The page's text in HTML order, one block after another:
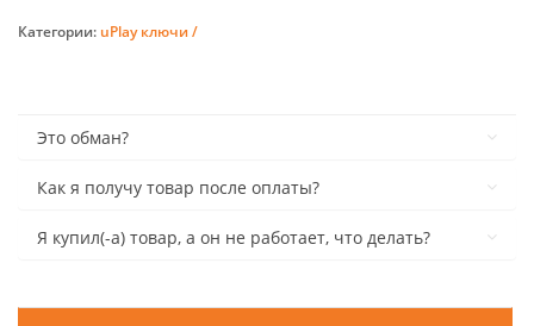
Категории: uPlay ключи /
Это обман?
Как я получу товар после оплаты?
Я купил(-а) товар, а он не работает, что делать?